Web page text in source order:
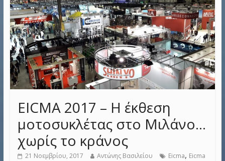
EICMA 2017 – Η έκθεση
μοτοσυκλέτας στο Μιλάνο…
χωρίς το κράνος
21 Νοεμβρίου, 2017 Αντώνης Βασιλείου Eicma, Eicma